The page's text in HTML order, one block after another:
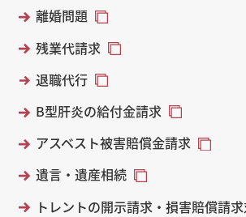
離婚問題
残業代請求
退職代行
B型肝炎の給付金請求
アスベスト被害賠償金請求
遺言・遺産相続
トレントの開示請求・損害賠償請